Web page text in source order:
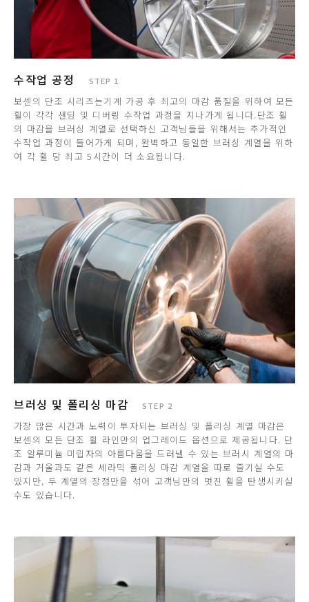
수작업 공정 STEP 1
보센의 단조 시리즈는기계 가공 후 최고의 마감 품질을 위하여 모든
휠이 각각 샌딩 및 디버링 수작업 과정을 지나가게 됩니다.단조 휠
의 마감을 브러싱 계열로 선택하신 고객님들을 위해서는 추가적인
수작업 과정이 들어가게 되며, 완벽하고 동일한 브러싱 계열을 위하
여 각 휠 당 최고 5시간이 더 소요됩니다.
브러싱 및 폴리싱 마감 STEP 2
가장 많은 시간과 노력이 투자되는 브러싱 및 폴리싱 계열 마감은
보센의 모든 단조 휠 라인만의 업그레이드 옵션으로 제공됩니다. 단
조 알루미늄 미립자의 아름다움을 드러낼 수 있는 브러시 계열의 마
감과 거울과도 같은 세라믹 폴리싱 마감 계열을 따로 즐기실 수도
있지만, 두 계열의 장점만을 섞어 고객님만의 멋진 휠을 탄생시키실
수도 있습니다.